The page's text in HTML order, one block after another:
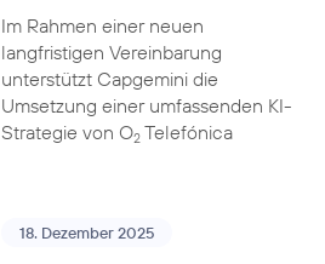
Im Rahmen einer neuen
langfristigen Vereinbarung
unterstützt Capgemini die
Umsetzung einer umfassenden KI-
Strategie von O2Telefónica
18. Dezember 2025